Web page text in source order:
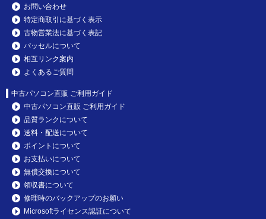
お問い合わせ
特定商取引に基づく表示
古物営業法に基づく表記
パッセルについて
相互リンク案内
よくあるご質問
中古パソコン直販 ご利用ガイド
中古パソコン直販 ご利用ガイド
品質ランクについて
送料・配送について
ポイントについて
お支払いについて
無償交換について
領収書について
修理時のバックアップのお願い
Microsoftライセンス認証について